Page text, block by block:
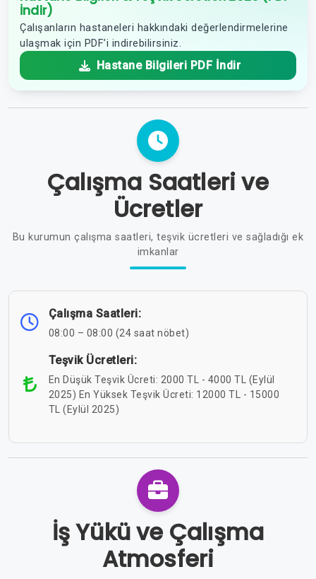
İndir)
Çalışanların hastaneleri hakkındaki değerlendirmelerine
ulaşmak için PDF’i indirebilirsiniz.
Hastane Bilgileri PDF İndir
Çalışma Saatleri ve
Ücretler
Bu kurumun çalışma saatleri, teşvik ücretleri ve sağladığı ek
imkanlar
Çalışma Saatleri:
08:00 – 08:00 (24 saat nöbet)
Teşvik Ücretleri:
En Düşük Teşvik Ücreti: 2000 TL - 4000 TL (Eylül
2025) En Yüksek Teşvik Ücreti: 12000 TL - 15000
TL (Eylül 2025)
İş Yükü ve Çalışma
Atmosferi